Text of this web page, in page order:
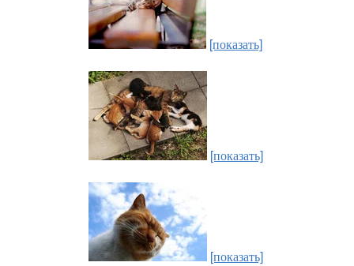
[показать]
[показать]
[показать]